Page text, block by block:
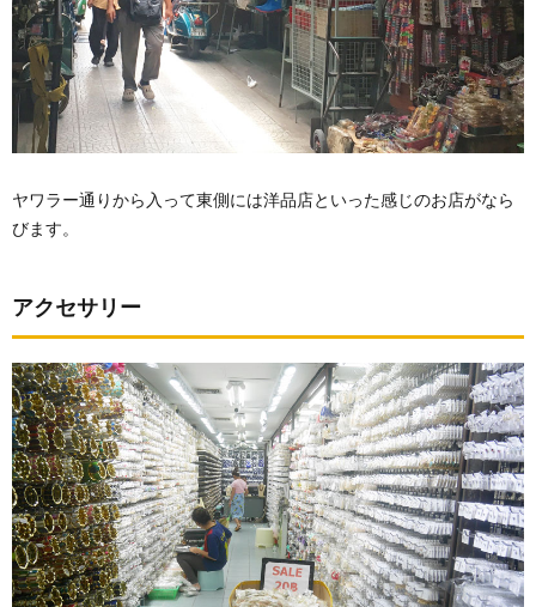
ヤワラー通りから入って東側には洋品店といった感じのお店がなら
びます。
アクセサリー